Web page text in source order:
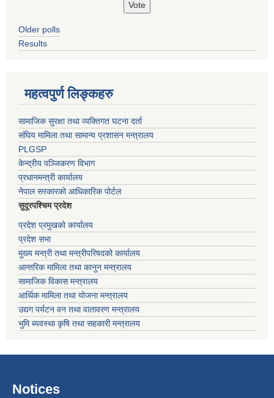
Older polls
Results
महत्वपुर्ण लिङ्कहरु
सामाजिक सुरक्षा तथा व्यक्तिगत घटना दर्ता
संघिय मामिला तथा सामान्य प्रशासन मन्त्रालय
PLGSP
केन्द्रीय पञ्जिकरण विभाग
प्रधानमन्त्री कार्यालय
नेपाल सरकारको आधिकारिक पोर्टल
सुदूरपश्चिम प्रदेश
प्रदेश प्रमुखको कार्यालय
प्रदेश सभा
मुख्य मन्त्री तथा मन्त्रीपरिषदको कार्यालय
आन्तरिक मामिला तथा कानुन मन्त्रालय
सामाजिक विकास मन्त्रालय
आर्थिक मामिला तथा योजना मन्त्रालय
उद्यग पर्यटन वन तथा वातावरण मन्त्रालय
भुमि ब्यवस्था कृषि तथा सहकारी मन्त्रालय
Notices